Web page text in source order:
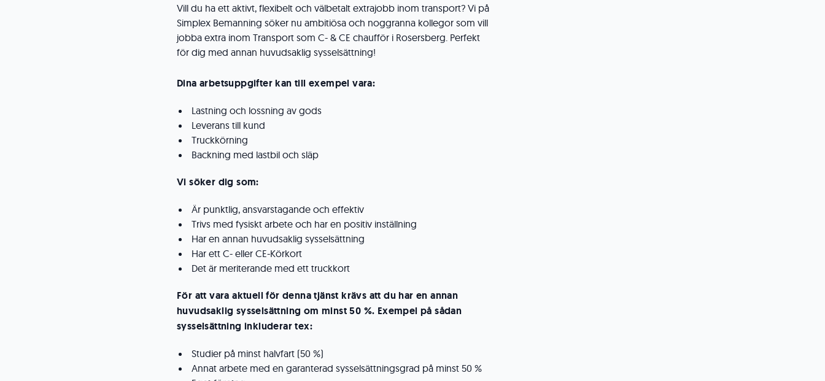
Vill du ha ett aktivt, flexibelt och välbetalt extrajobb inom transport? Vi på
Simplex Bemanning söker nu ambitiösa och noggranna kollegor som vill
jobba extra inom Transport som C- & CE chaufför i Rosersberg. Perfekt
för dig med annan huvudsaklig sysselsättning!
Dina arbetsuppgifter kan till exempel vara:
Lastning och lossning av gods
Leverans till kund
Truckkörning
Backning med lastbil och släp
Vi söker dig som:
Är punktlig, ansvarstagande och effektiv
Trivs med fysiskt arbete och har en positiv inställning
Har en annan huvudsaklig sysselsättning
Har ett C- eller CE-Körkort
Det är meriterande med ett truckkort
För att vara aktuell för denna tjänst krävs att du har en annan
huvudsaklig sysselsättning om minst 50 %. Exempel på sådan
sysselsättning inkluderar tex:
Studier på minst halvfart (50 %)
Annat arbete med en garanterad sysselsättningsgrad på minst 50 %